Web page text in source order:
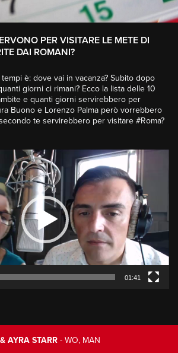
AYRA STARR - WO, MAN
PER VISITARE LE METE DI
DAI ROMANI?
è: dove vai in vacanza? Subito dopo
giorni ci rimani? Ecco la lista delle 10
e quanti giorni servirebbero per
Buono e Lorenzo Palma però vorrebbero
te servirebbero per visitare #Roma?
01:41